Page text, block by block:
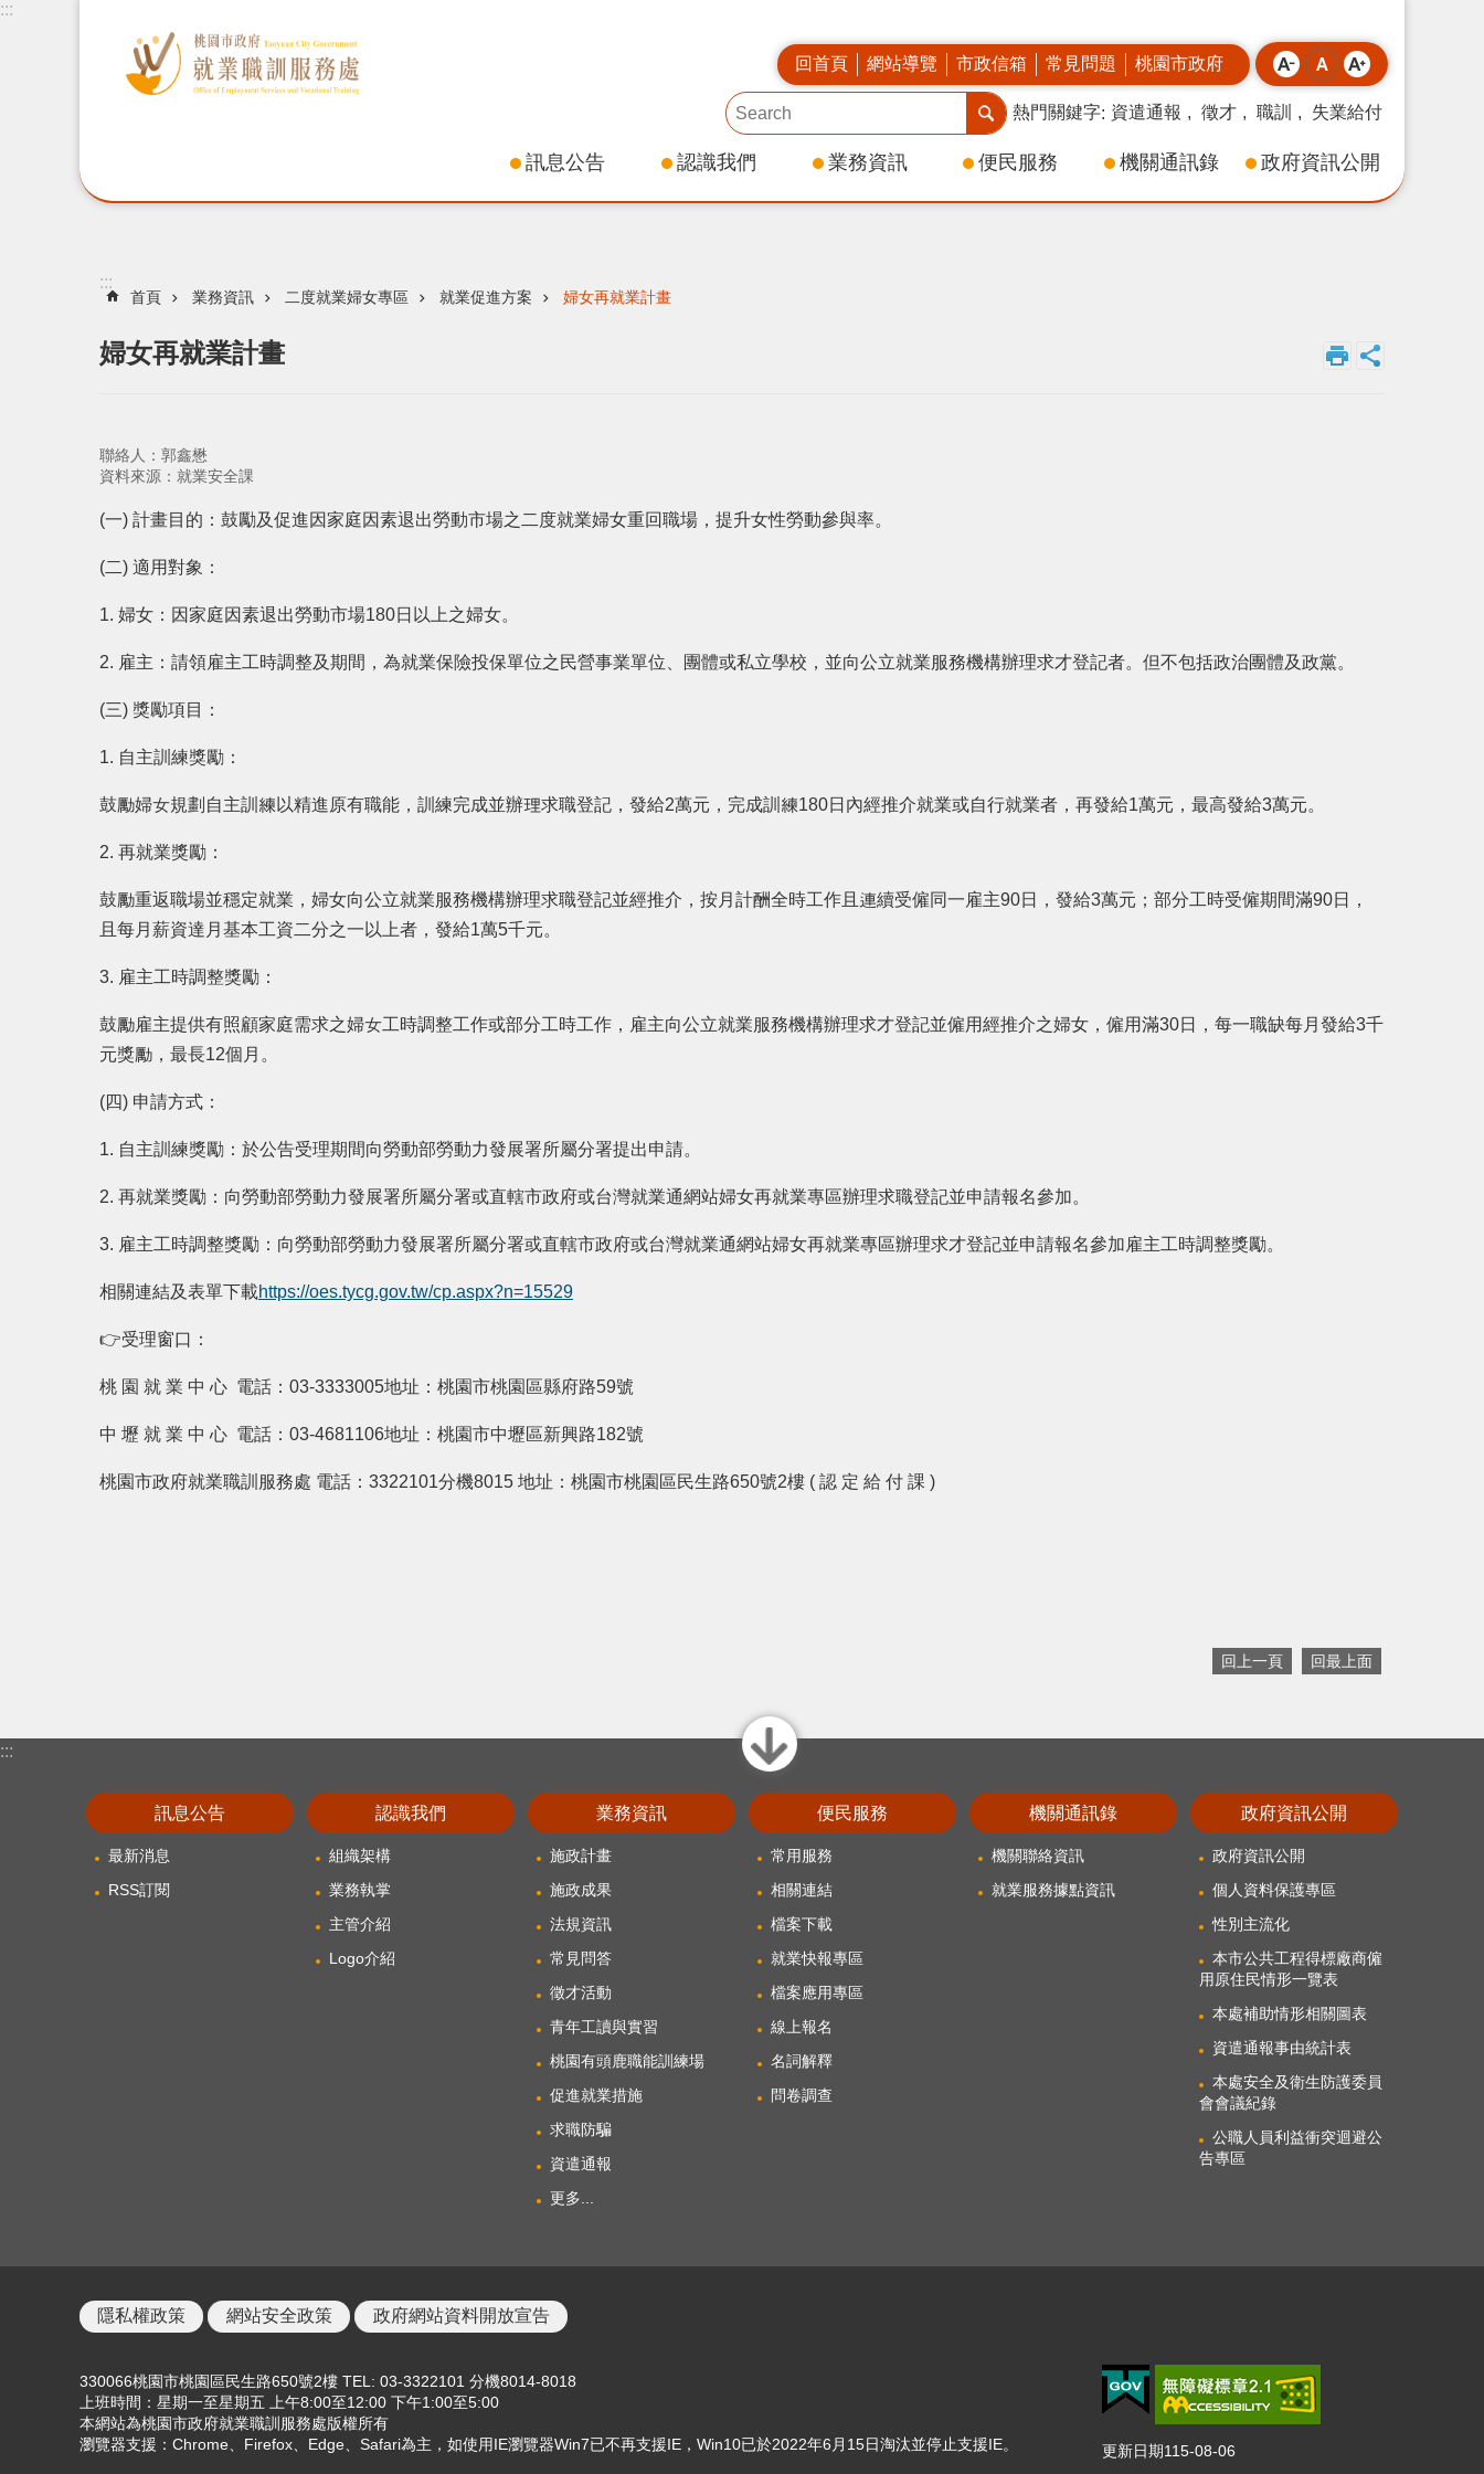
:::
回首頁 網站導覽 市政信箱 常見問題 桃園市政府
熱門關鍵字 資遣通報 徵才 職訓 失業給付
訊息公告 認識我們 業務資訊 便民服務 機關通訊錄 政府資訊公開
:::
首頁 業務資訊 二度就業婦女專區 就業促進方案 婦女再就業計畫
婦女再就業計畫
聯絡人：郭鑫懋
資料來源：就業安全課
(一) 計畫目的：鼓勵及促進因家庭因素退出勞動市場之二度就業婦女重回職場，提升女性勞動參與率。
(二) 適用對象：
1. 婦女：因家庭因素退出勞動市場180日以上之婦女。
2. 雇主：請領雇主工時調整及期間，為就業保險投保單位之民營事業單位、團體或私立學校，並向公立就業服務機構辦理求才登記者。但不包括政治團體及政黨。
(三) 獎勵項目：
1. 自主訓練獎勵：
鼓勵婦女規劃自主訓練以精進原有職能，訓練完成並辦理求職登記，發給2萬元，完成訓練180日內經推介就業或自行就業者，再發給1萬元，最高發給3萬元。
2. 再就業獎勵：
鼓勵重返職場並穩定就業，婦女向公立就業服務機構辦理求職登記並經推介，按月計酬全時工作且連續受僱同一雇主90日，發給3萬元；部分工時受僱期間滿90日，
且每月薪資達月基本工資二分之一以上者，發給1萬5千元。
3. 雇主工時調整獎勵：
鼓勵雇主提供有照顧家庭需求之婦女工時調整工作或部分工時工作，雇主向公立就業服務機構辦理求才登記並僱用經推介之婦女，僱用滿30日，每一職缺每月發給3千
元獎勵，最長12個月。
(四) 申請方式：
1. 自主訓練獎勵：於公告受理期間向勞動部勞動力發展署所屬分署提出申請。
2. 再就業獎勵：向勞動部勞動力發展署所屬分署或直轄市政府或台灣就業通網站婦女再就業專區辦理求職登記並申請報名參加。
3. 雇主工時調整獎勵：向勞動部勞動力發展署所屬分署或直轄市政府或台灣就業通網站婦女再就業專區辦理求才登記並申請報名參加雇主工時調整獎勵。
相關連結及表單下載https://oes.tycg.gov.tw/cp.aspx?n=15529
👉受理窗口：
桃 園 就 業 中 心 電話：03-3333005地址：桃園市桃園區縣府路59號
中 壢 就 業 中 心 電話：03-4681106地址：桃園市中壢區新興路182號
桃園市政府就業職訓服務處 電話：3322101分機8015 地址：桃園市桃園區民生路650號2樓 ( 認 定 給 付 課 )
回上一頁 回最上面
:::
訊息公告
最新消息
RSS訂閱
認識我們
組織架構
業務執掌
主管介紹
Logo介紹
業務資訊
施政計畫
施政成果
法規資訊
常見問答
徵才活動
青年工讀與實習
桃園有頭鹿職能訓練場
促進就業措施
求職防騙
資遣通報
更多...
便民服務
常用服務
相關連結
檔案下載
就業快報專區
檔案應用專區
線上報名
名詞解釋
問卷調查
機關通訊錄
機關聯絡資訊
就業服務據點資訊
政府資訊公開
政府資訊公開
個人資料保護專區
性別主流化
本市公共工程得標廠商僱
用原住民情形一覽表
本處補助情形相關圖表
資遣通報事由統計表
本處安全及衛生防護委員
會會議紀錄
公職人員利益衝突迴避公
告專區
隱私權政策 網站安全政策 政府網站資料開放宣告
330066桃園市桃園區民生路650號2樓 TEL: 03-3322101 分機8014-8018
上班時間：星期一至星期五 上午8:00至12:00 下午1:00至5:00
本網站為桃園市政府就業職訓服務處版權所有
瀏覽器支援：Chrome、Firefox、Edge、Safari為主，如使用IE瀏覽器Win7已不再支援IE，Win10已於2022年6月15日淘汰並停止支援IE。
更新日期115-08-06